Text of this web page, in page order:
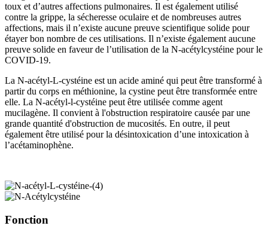
toux et d’autres affections pulmonaires. Il est également utilisé
contre la grippe, la sécheresse oculaire et de nombreuses autres
affections, mais il n’existe aucune preuve scientifique solide pour
étayer bon nombre de ces utilisations. Il n’existe également aucune
preuve solide en faveur de l’utilisation de la N-acétylcystéine pour le
COVID-19.
La N-acétyl-L-cystéine est un acide aminé qui peut être transformé à
partir du corps en méthionine, la cystine peut être transformée entre
elle. La N-acétyl-l-cystéine peut être utilisée comme agent
mucilagène. Il convient à l'obstruction respiratoire causée par une
grande quantité d'obstruction de mucosités. En outre, il peut
également être utilisé pour la désintoxication d’une intoxication à
l’acétaminophène.
Fonction